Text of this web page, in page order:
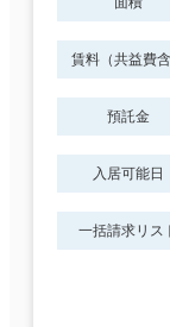
賃料（共益費含
預託金
入居可能日
一括請求リス